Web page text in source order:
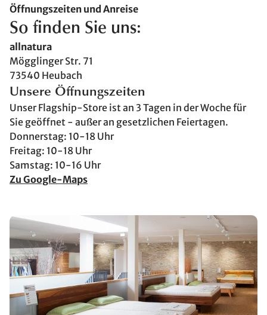
Öffnungszeiten und Anreise
So finden Sie uns:
allnatura
Mögglinger Str. 71
73540 Heubach
Unsere Öffnungszeiten
Unser Flagship-Store ist an 3 Tagen in der Woche für
Sie geöffnet - außer an gesetzlichen Feiertagen.
Donnerstag: 10-18 Uhr
Freitag: 10-18 Uhr
Samstag: 10-16 Uhr
Zu Google-Maps